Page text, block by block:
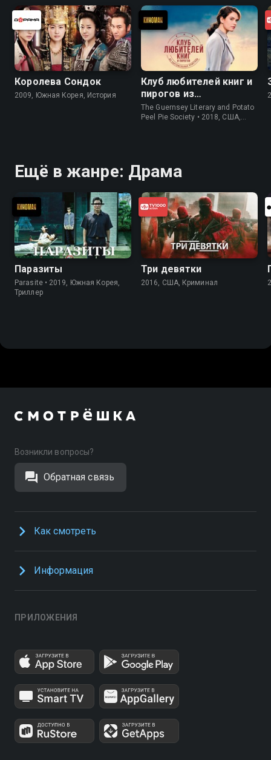
Королева Сондок
2009, Южная Корея, История
Клуб любителей книг и
пирогов из
картофельных
очистков
The Guernsey Literary and Potato
Peel Pie Society • 2018, США,
Ещё в жанре: Драма
Паразиты
Parasite • 2019, Южная Корея,
Триллер
Три девятки
2016, США, Криминал
Возникли вопросы?
Обратная связь
Как смотреть
Информация
ПРИЛОЖЕНИЯ